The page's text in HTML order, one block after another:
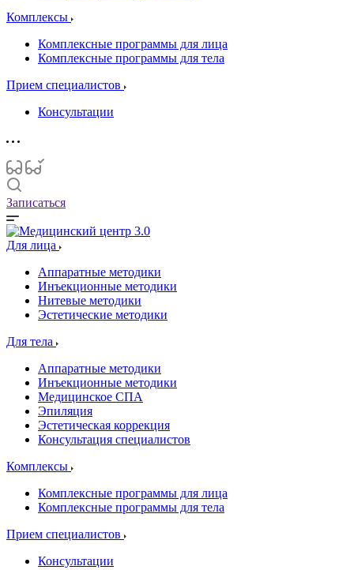
Комплексы
Комплексные программы для лица
Комплексные программы для тела
Прием специалистов
Консультации
Записаться
Для лица
Аппаратные методики
Инъекционные методики
Нитевые методики
Эстетические методики
Для тела
Аппаратные методики
Инъекционные методики
Медицинское СПА
Эпиляция
Эстетическая коррекция
Консультация специалистов
Комплексы
Комплексные программы для лица
Комплексные программы для тела
Прием специалистов
Консультации